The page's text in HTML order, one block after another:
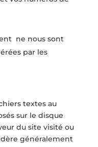
ne nous sont
par les
textes au
sur le disque
du site visité ou
généralement